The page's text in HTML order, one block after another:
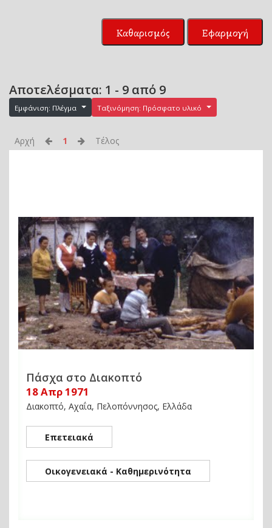
Καθαρισμός Εφαρμογή
Αποτελέσματα: 1 - 9 από 9
Εμφάνιση: Πλέγμα Ταξινόμηση: Πρόσφατο υλικό
Αρχή 1 Τέλος
Πάσχα στο Διακοπτό
18 Απρ 1971
Διακοπτό, Αχαΐα, Πελοπόννησος, Ελλάδα
Επετειακά
Οικογενειακά - Καθημερινότητα